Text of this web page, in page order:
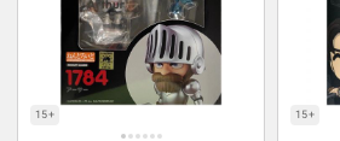
15+ 15+